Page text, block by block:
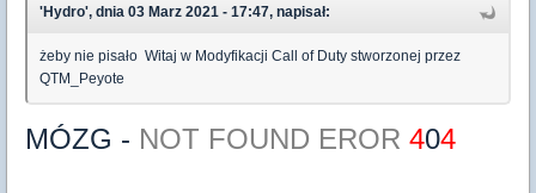
'Hydro', dnia 03 Marz 2021 - 17:47, napisał:
żeby nie pisało Witaj w Modyfikacji Call of Duty stworzonej przez
QTM_Peyote
MÓZG - NOT FOUND EROR 404